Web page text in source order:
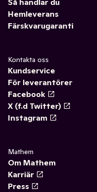
Så handlar du
Hemleverans
Färskvarugaranti
Kontakta oss
Kundservice
För leverantörer
Facebook
X (f.d Twitter)
Instagram
Mathem
Om Mathem
Karriär
Press